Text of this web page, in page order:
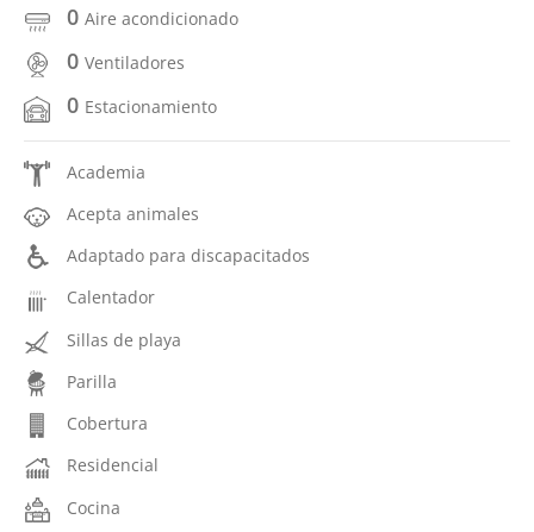
0 Aire acondicionado
0 Ventiladores
0 Estacionamiento
Academia
Acepta animales
Adaptado para discapacitados
Calentador
Sillas de playa
Parilla
Cobertura
Residencial
Cocina